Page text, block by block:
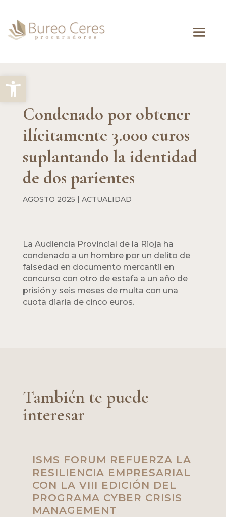
Abrir barra de herramientas
Condenado por obtener
ilícitamente 3.000 euros
suplantando la identidad
de dos parientes
AGOSTO 2025 | ACTUALIDAD
La Audiencia Provincial de la Rioja ha
condenado a un hombre por un delito de
falsedad en documento mercantil en
concurso con otro de estafa a un año de
prisión y seis meses de multa con una
cuota diaria de cinco euros.
También te puede
interesar
ISMS FORUM REFUERZA LA
RESILIENCIA EMPRESARIAL
CON LA VIII EDICIÓN DEL
PROGRAMA CYBER CRISIS
MANAGEMENT